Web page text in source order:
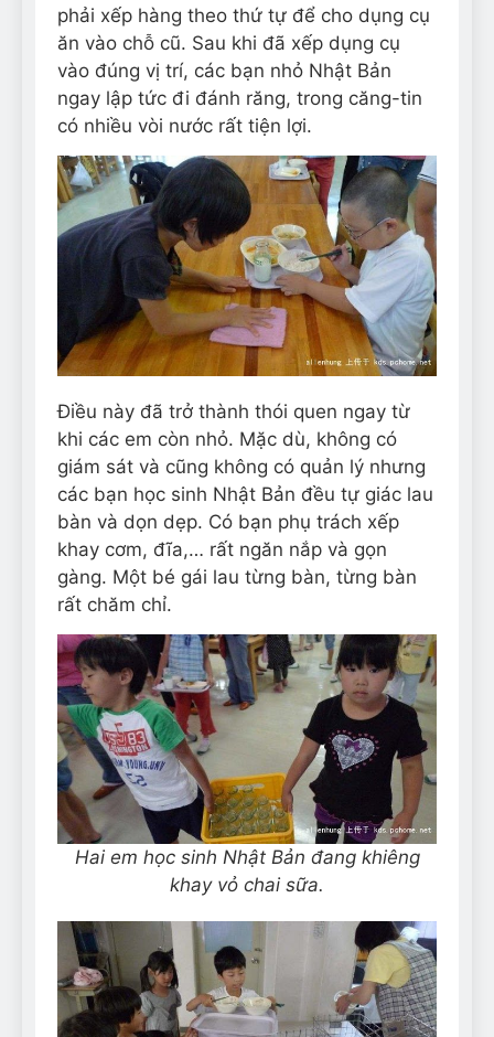
phải xếp hàng theo thứ tự để cho dụng cụ
ăn vào chỗ cũ. Sau khi đã xếp dụng cụ
vào đúng vị trí, các bạn nhỏ Nhật Bản
ngay lập tức đi đánh răng, trong căng-tin
có nhiều vòi nước rất tiện lợi.
Điều này đã trở thành thói quen ngay từ
khi các em còn nhỏ. Mặc dù, không có
giám sát và cũng không có quản lý nhưng
các bạn học sinh Nhật Bản đều tự giác lau
bàn và dọn dẹp. Có bạn phụ trách xếp
khay cơm, đĩa,… rất ngăn nắp và gọn
gàng. Một bé gái lau từng bàn, từng bàn
rất chăm chỉ.
Hai em học sinh Nhật Bản đang khiêng
khay vỏ chai sữa.